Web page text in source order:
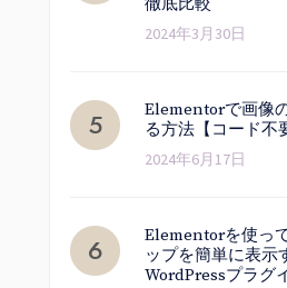
徹底比較
2024年3月30日
Elementorで画像
る方法【コード不
2024年6月17日
Elementorを使っ
ップを簡単に表示
WordPressプラグ